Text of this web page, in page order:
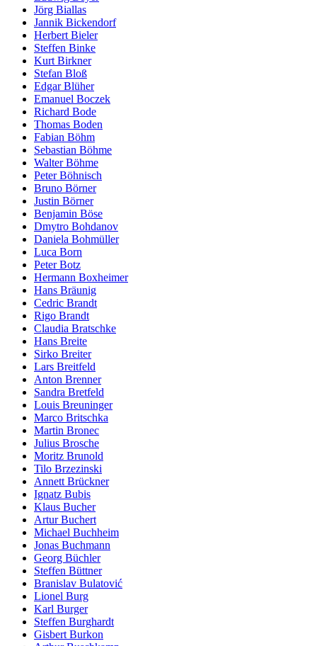
Jörg Biallas
Jannik Bickendorf
Herbert Bieler
Steffen Binke
Kurt Birkner
Stefan Bloß
Edgar Blüher
Emanuel Boczek
Richard Bode
Thomas Boden
Fabian Böhm
Sebastian Böhme
Walter Böhme
Peter Böhnisch
Bruno Börner
Justin Börner
Benjamin Böse
Dmytro Bohdanov
Daniela Bohmüller
Luca Born
Peter Botz
Hermann Boxheimer
Hans Bräunig
Cedric Brandt
Rigo Brandt
Claudia Bratschke
Hans Breite
Sirko Breiter
Lars Breitfeld
Anton Brenner
Sandra Bretfeld
Louis Breuninger
Marco Britschka
Martin Bronec
Julius Brosche
Moritz Brunold
Tilo Brzezinski
Annett Brückner
Ignatz Bubis
Klaus Bucher
Artur Buchert
Michael Buchheim
Jonas Buchmann
Georg Büchler
Steffen Büttner
Branislav Bulatović
Lionel Burg
Karl Burger
Steffen Burghardt
Gisbert Burkon